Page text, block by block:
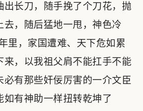
出长刀，随手挽了个刀花，抛
去，随后猛地一甩，神色冷
里，家国遭难、天下危如累
来，以我祖父肩不能扛手不能
必有那些奸佞厉害的一介文臣
如有神助一样扭转乾坤了